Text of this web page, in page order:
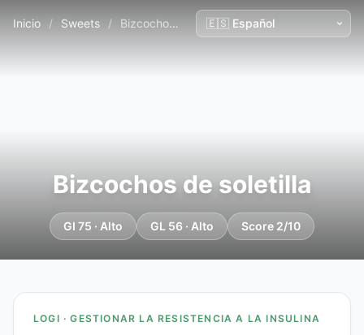
Inicio / Sweets / Bizcochos de soletilla
Bizcochos de soletilla
GI 75 · Alto GL 56 · Alto Score 2/10
LOGI · GESTIONAR LA RESISTENCIA A LA INSULINA